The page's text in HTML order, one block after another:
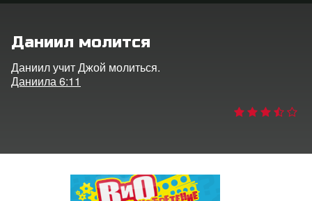
Даниил молится
Даниил учит Джой молиться.
Даниила 6:11